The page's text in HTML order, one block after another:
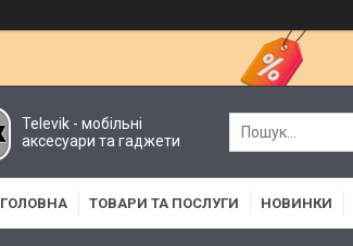
Televik - мобільні
аксесуари та гаджети
ГОЛОВНА ТОВАРИ ТА ПОСЛУГИ НОВИНКИ